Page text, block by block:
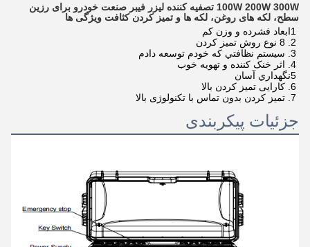
100W 200W 300W تصفیه کننده لیزر فیبر صنعت خودرو برای رزین
سطح، لکه های روغن، لکه ها و تمیز کردن کثافت ویژگی ها
1ابعاد فشرده و وزن کم
2. 8 نوع روش تمیز کردن
3. سيستم نظافتي که خودم توسعه دادم
4. اثر خنک کننده و تهویه خوب
5نگهداري آسان
6. کارایی تمیز کردن بالا
7. تمیز کردن بدون تماس با تکنولوژی بالا
جزئیات پیکربندی